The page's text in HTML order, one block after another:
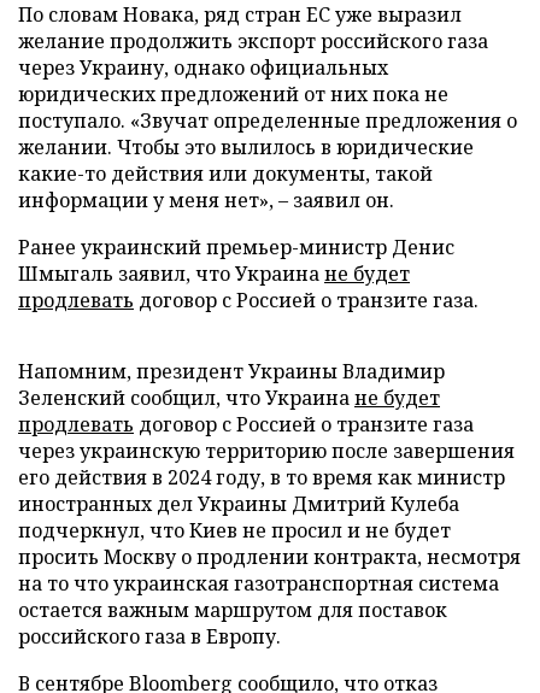
По словам Новака, ряд стран ЕС уже выразил
желание продолжить экспорт российского газа
через Украину, однако официальных
юридических предложений от них пока не
поступало. «Звучат определенные предложения о
желании. Чтобы это вылилось в юридические
какие-то действия или документы, такой
информации у меня нет», – заявил он.
Ранее украинский премьер-министр Денис
Шмыгаль заявил, что Украинане будет
продлевать договор с Россией о транзите газа.
Напомним, президент Украины Владимир
Зеленский сообщил, что Украинане будет
продлевать договор с Россией о транзите газа
через украинскую территорию после завершения
его действия в 2024 году, в то время как министр
иностранных дел Украины Дмитрий Кулеба
подчеркнул, что Киев не просил и не будет
просить Москву о продлении контракта, несмотря
на то что украинская газотранспортная система
остается важным маршрутом для поставок
российского газа в Европу.
В сентябре Bloomberg сообщило, что отказ